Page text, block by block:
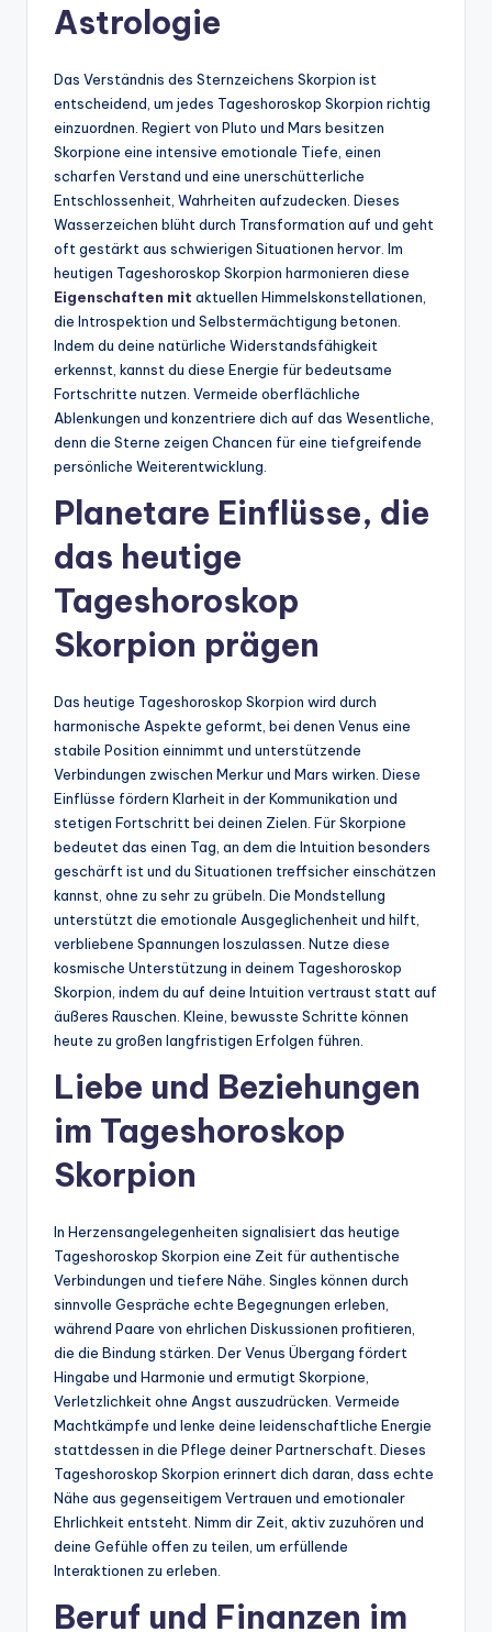
Astrologie
Das Verständnis des Sternzeichens Skorpion ist
entscheidend, um jedes Tageshoroskop Skorpion richtig
einzuordnen. Regiert von Pluto und Mars besitzen
Skorpione eine intensive emotionale Tiefe, einen
scharfen Verstand und eine unerschütterliche
Entschlossenheit, Wahrheiten aufzudecken. Dieses
Wasserzeichen blüht durch Transformation auf und geht
oft gestärkt aus schwierigen Situationen hervor. Im
heutigen Tageshoroskop Skorpion harmonieren diese
Eigenschaften mit aktuellen Himmelskonstellationen,
die Introspektion und Selbstermächtigung betonen.
Indem du deine natürliche Widerstandsfähigkeit
erkennst, kannst du diese Energie für bedeutsame
Fortschritte nutzen. Vermeide oberflächliche
Ablenkungen und konzentriere dich auf das Wesentliche,
denn die Sterne zeigen Chancen für eine tiefgreifende
persönliche Weiterentwicklung.
Planetare Einflüsse, die
das heutige
Tageshoroskop
Skorpion prägen
Das heutige Tageshoroskop Skorpion wird durch
harmonische Aspekte geformt, bei denen Venus eine
stabile Position einnimmt und unterstützende
Verbindungen zwischen Merkur und Mars wirken. Diese
Einflüsse fördern Klarheit in der Kommunikation und
stetigen Fortschritt bei deinen Zielen. Für Skorpione
bedeutet das einen Tag, an dem die Intuition besonders
geschärft ist und du Situationen treffsicher einschätzen
kannst, ohne zu sehr zu grübeln. Die Mondstellung
unterstützt die emotionale Ausgeglichenheit und hilft,
verbliebene Spannungen loszulassen. Nutze diese
kosmische Unterstützung in deinem Tageshoroskop
Skorpion, indem du auf deine Intuition vertraust statt auf
äußeres Rauschen. Kleine, bewusste Schritte können
heute zu großen langfristigen Erfolgen führen.
Liebe und Beziehungen
im Tageshoroskop
Skorpion
In Herzensangelegenheiten signalisiert das heutige
Tageshoroskop Skorpion eine Zeit für authentische
Verbindungen und tiefere Nähe. Singles können durch
sinnvolle Gespräche echte Begegnungen erleben,
während Paare von ehrlichen Diskussionen profitieren,
die die Bindung stärken. Der Venus Übergang fördert
Hingabe und Harmonie und ermutigt Skorpione,
Verletzlichkeit ohne Angst auszudrücken. Vermeide
Machtkämpfe und lenke deine leidenschaftliche Energie
stattdessen in die Pflege deiner Partnerschaft. Dieses
Tageshoroskop Skorpion erinnert dich daran, dass echte
Nähe aus gegenseitigem Vertrauen und emotionaler
Ehrlichkeit entsteht. Nimm dir Zeit, aktiv zuzuhören und
deine Gefühle offen zu teilen, um erfüllende
Interaktionen zu erleben.
Beruf und Finanzen im